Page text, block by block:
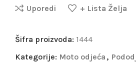
Uporedi + Lista Želja
Šifra proizvoda: 1444
Kategorije: Moto odjeća ,